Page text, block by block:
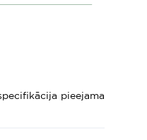
pieejama